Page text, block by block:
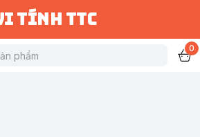
tính ttc
0